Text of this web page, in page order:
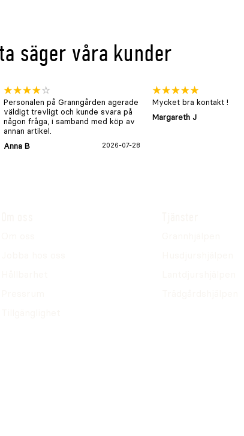
säger våra kunder
Personalen på Granngården agerade
väldigt trevligt och kunde svara på
någon fråga, i samband med köp av
annan artikel.
Anna B
2026-07-28
Mycket bra kontakt !
Margareth J